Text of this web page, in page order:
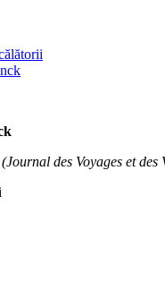
des Voyages et des